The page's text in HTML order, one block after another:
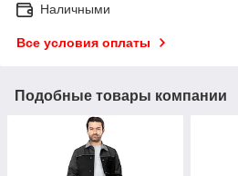
Наличными
Все условия оплаты
Подобные товары компании